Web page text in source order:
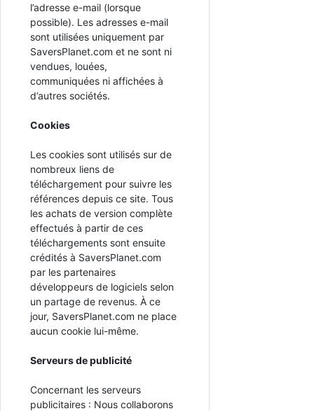
l’adresse e-mail (lorsque
possible). Les adresses e-mail
sont utilisées uniquement par
SaversPlanet.com et ne sont ni
vendues, louées,
communiquées ni affichées à
d’autres sociétés.
Cookies
Les cookies sont utilisés sur de
nombreux liens de
téléchargement pour suivre les
références depuis ce site. Tous
les achats de version complète
effectués à partir de ces
téléchargements sont ensuite
crédités à SaversPlanet.com
par les partenaires
développeurs de logiciels selon
un partage de revenus. À ce
jour, SaversPlanet.com ne place
aucun cookie lui-même.
Serveurs de publicité
Concernant les serveurs
publicitaires : Nous collaborons